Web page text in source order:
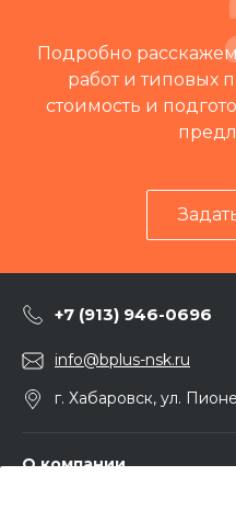
Подробно
работ и типовых
стоимость и
+7 (913) 946-0696
info@bplus-nsk.ru
г. Хабаровск, ул.
О компании